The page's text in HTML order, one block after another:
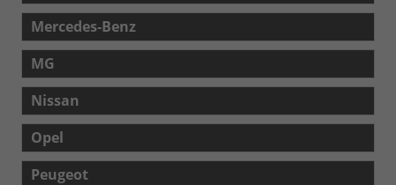
Mercedes-Benz
MG
Nissan
Opel
Peugeot